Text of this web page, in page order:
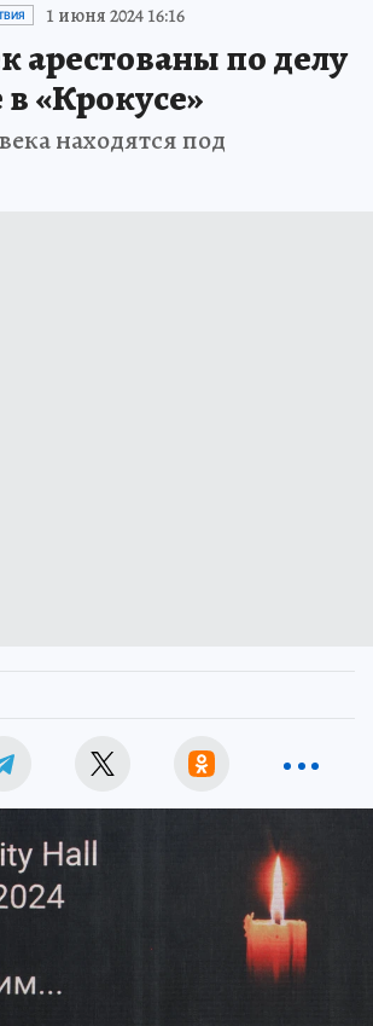
1 июня 2024 16:16
арестованы по делу
в «Крокусе»
находятся под